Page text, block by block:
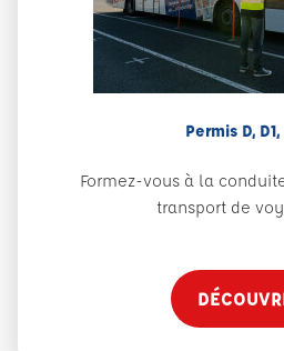
Permis D, D1,
Formez-vous à la
transport de